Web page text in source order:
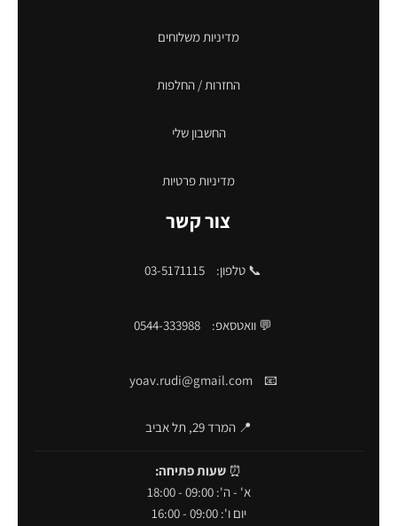
מדיניות משלוחים
החזרות / החלפות
החשבון שלי
מדיניות פרטיות
צור קשר
📞 טלפון: 03-5171115
💬 וואטסאפ: 0544-333988
📧
yoav.rudi@gmail.com
📍 המרד 29, תל אביב
⏰ שעות פתיחה:
א' - ה': 09:00 - 18:00
יום ו': 09:00 - 16:00